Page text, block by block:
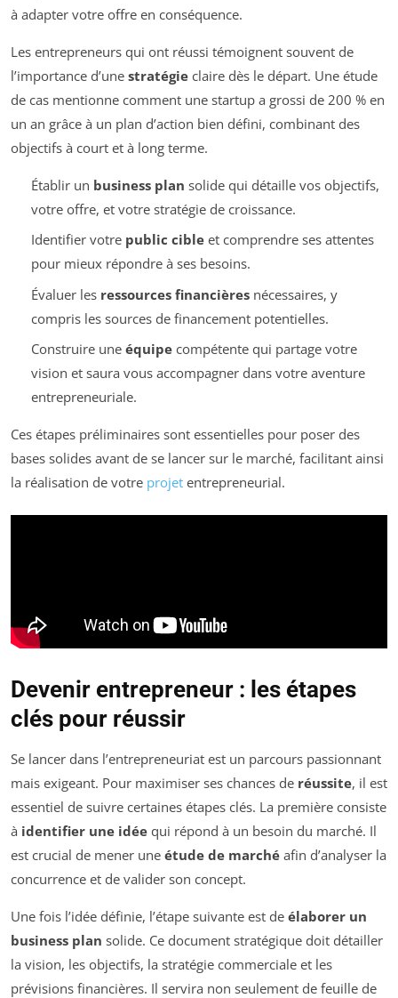
à adapter votre offre en conséquence.
Les entrepreneurs qui ont réussi témoignent souvent de
l’importance d’une stratégie claire dès le départ. Une étude
de cas mentionne comment une startup a grossi de 200 % en
un an grâce à un plan d’action bien défini, combinant des
objectifs à court et à long terme.
Établir un business plan solide qui détaille vos objectifs,
votre offre, et votre stratégie de croissance.
Identifier votre public cibleet comprendre ses attentes
pour mieux répondre à ses besoins.
Évaluer les ressources financièresnécessaires, y
compris les sources de financement potentielles.
Construire une équipecompétente qui partage votre
vision et saura vous accompagner dans votre aventure
entrepreneuriale.
Ces étapes préliminaires sont essentielles pour poser des
bases solides avant de se lancer sur le marché, facilitant ainsi
la réalisation de votre projet entrepreneurial.
Devenir entrepreneur : les étapes
clés pour réussir
Se lancer dans l’entrepreneuriat est un parcours passionnant
mais exigeant. Pour maximiser ses chances de réussite, il est
essentiel de suivre certaines étapes clés. La première consiste
à identifier une idée qui répond à un besoin du marché. Il
est crucial de mener une étude de marché afin d’analyser la
concurrence et de valider son concept.
Une fois l’idée définie, l’étape suivante est de élaborer un
business plan solide. Ce document stratégique doit détailler
la vision, les objectifs, la stratégie commerciale et les
prévisions financières. Il servira non seulement de feuille de